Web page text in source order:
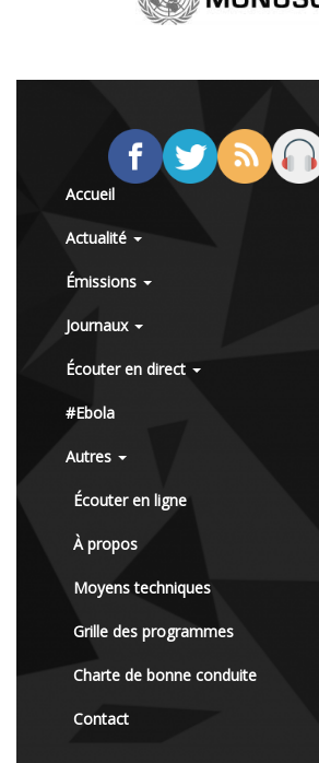
Accueil
Actualité
Émissions
Journaux
Écouter en direct
#Ebola
Autres
Écouter en ligne
À propos
Moyens techniques
Grille des programmes
Charte de bonne conduite
Contact